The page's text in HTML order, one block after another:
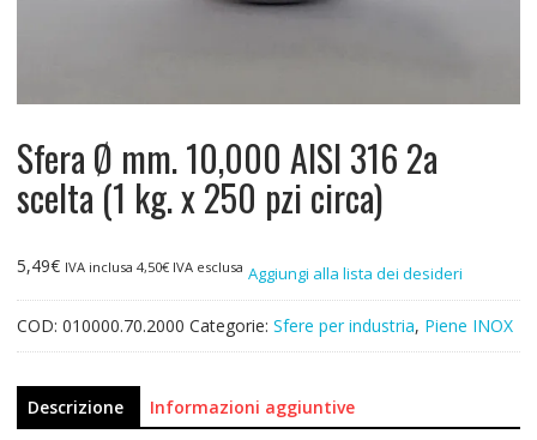
Sfera Ø mm. 10,000 AISI 316 2a
scelta (1 kg. x 250 pzi circa)
5,49€ IVA inclusa 4,50€IVA esclusa Aggiungi alla lista dei desideri
COD: 010000.70.2000 Categorie: Sfere per industria, Piene INOX
Descrizione Informazioni aggiuntive